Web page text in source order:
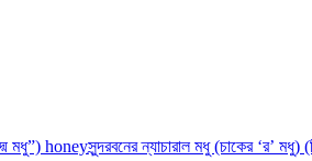
মধু”) honeyসুন্দরবনের ন্যাচারাল মধু (চাকের ‘র’